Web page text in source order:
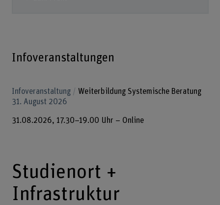
Infoveranstaltungen
Infoveranstaltung
Weiterbildung Systemische Beratung
31. August 2026
31.08.2026, 17.30–19.00 Uhr – Online
Studienort +
Infrastruktur